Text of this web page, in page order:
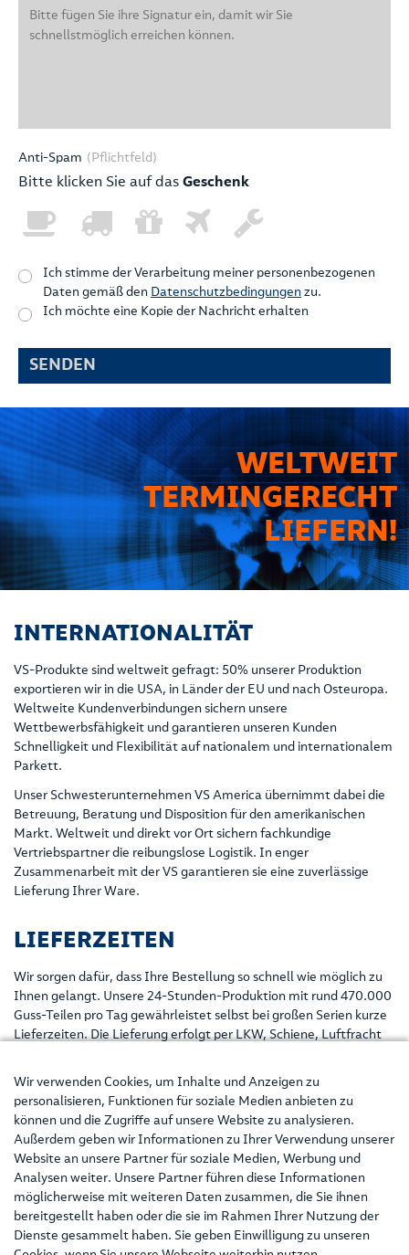
Anti-Spam (Pflichtfeld)
Bitte klicken Sie auf das Geschenk
Ich stimme der Verarbeitung meiner personenbezogenen
Daten gemäß den Datenschutzbedingungen zu.
Ich möchte eine Kopie der Nachricht erhalten
SENDEN
WELTWEIT
TERMINGERECHT
LIEFERN!
INTERNATIONALITÄT
VS-Produkte sind weltweit gefragt: 50% unserer Produktion
exportieren wir in die USA, in Länder der EU und nach Osteuropa.
Weltweite Kundenverbindungen sichern unsere
Wettbewerbsfähigkeit und garantieren unseren Kunden
Schnelligkeit und Flexibilität auf nationalem und internationalem
Parkett.
Unser Schwesterunternehmen VS America übernimmt dabei die
Betreuung, Beratung und Disposition für den amerikanischen
Markt. Weltweit und direkt vor Ort sichern fachkundige
Vertriebspartner die reibungslose Logistik. In enger
Zusammenarbeit mit der VS garantieren sie eine zuverlässige
Lieferung Ihrer Ware.
LIEFERZEITEN
Wir sorgen dafür, dass Ihre Bestellung so schnell wie möglich zu
Ihnen gelangt. Unsere 24-Stunden-Produktion mit rund 470.000
Guss-Teilen pro Tag gewährleistet selbst bei großen Serien kurze
Lieferzeiten. Die Lieferung erfolgt per LKW, Schiene, Luftfracht
Zuverlässigkeit, Flexibilität und ein eingespieltes Logistik-
Management sind unser Garant für eine zügige, termingerechte
Abwicklung Ihres Auftrags.
ABRUFLAGER
Auf Wunsch können wir innerhalb weniger Tage aus unserem
Abruflager eine direkte Lieferung vornehmen. Das ist für Sie von
Vorteil, wenn Sie kurzfristig eine bestimmte Menge aus dem
Wir verwenden Cookies, um Inhalte und Anzeigen zu
personalisieren, Funktionen für soziale Medien anbieten zu
können und die Zugriffe auf unsere Website zu analysieren.
Außerdem geben wir Informationen zu Ihrer Verwendung unserer
Website an unsere Partner für soziale Medien, Werbung und
Analysen weiter. Unsere Partner führen diese Informationen
möglicherweise mit weiteren Daten zusammen, die Sie ihnen
bereitgestellt haben oder die sie im Rahmen Ihrer Nutzung der
Dienste gesammelt haben. Sie geben Einwilligung zu unseren